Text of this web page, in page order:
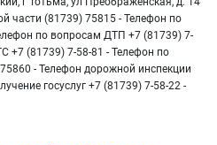
части (81739) 75815 - Телефон по
по вопросам ДТП +7 (81739) 7-
+7 (81739) 7-58-81 - Телефон по
- Телефон дорожной инспекции
госуслуг +7 (81739) 7-58-22 -